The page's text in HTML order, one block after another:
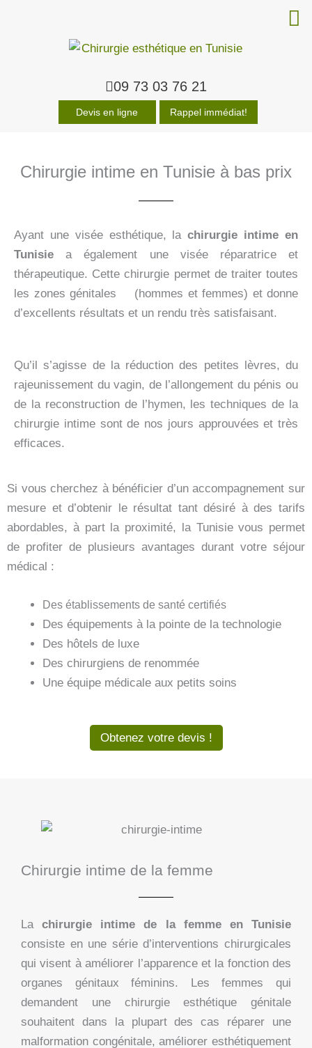
09 73 03 76 21
Devis en ligne Rappel immédiat!
Chirurgie intime en Tunisie à bas prix
Ayant une visée esthétique, lachirurgie intime en
Tunisie a également une visée réparatrice et
thérapeutique. Cette chirurgie permet de traiter toutes
les zones génitales (hommes et femmes) et donne
d’excellents résultats et un rendu très satisfaisant.
Qu’il s’agisse de la réduction des petites lèvres, du
rajeunissement du vagin, de l’allongement du pénis ou
de la reconstruction de l’hymen, les techniques de la
chirurgie intime sont de nos jours approuvées et très
efficaces.
Si vous cherchez à bénéficier d’un accompagnement sur
mesure et d’obtenir le résultat tant désiré à des tarifs
abordables, à part la proximité, la Tunisie vous permet
de profiter de plusieurs avantages durant votre séjour
médical :
Des établissements de santé certifiés
Des équipements à la pointe de la technologie
Des hôtels de luxe
Des chirurgiens de renommée
Une équipe médicale aux petits soins
Obtenez votre devis !
Chirurgie intime de la femme
Lachirurgie intime de la femme en Tunisie
consiste en une série d’interventions chirurgicales
qui visent à améliorer l’apparence et la fonction des
organes génitaux féminins. Les femmes qui
demandent une chirurgie esthétique génitale
souhaitent dans la plupart des cas réparer une
malformation congénitale, améliorer esthétiquement